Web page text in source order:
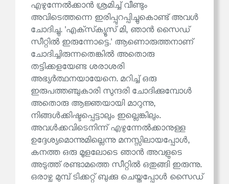
എഴുന്നേൽക്കാൻ ശ്രമിച്ച് വീണ്ടും
അവിടെത്തന്നെ ഇരിപ്പുറപ്പിച്ചുകൊണ്ട് അവൾ
ചോദിച്ചു. 'എക്‌സ്‌ക്യൂസ് മി, ഞാൻ സൈഡ്
സീറ്റിൽ ഇരുന്നോട്ടെ.' ആണൊരുത്തനാണ്
ചോദിച്ചിരുന്നതെങ്കിൽ അതൊരു
തട്ടിക്കളയേണ്ട ശരാശരി
അഭ്യർത്ഥനയായേനെ. മറിച്ച് ഒരു
ഇരുപത്തഞ്ചുകാരി സുന്ദരി ചോദിക്കുമ്പോൾ
അതൊരു ആജ്ഞയായി മാറുന്നു,
നിങ്ങൾക്കിഷ്ടപ്പെട്ടാലും ഇല്ലെങ്കിലും.
അവൾക്കവിടെനിന്ന് എഴുന്നേൽക്കാനുള്ള
ഉദ്ദേശ്യമൊന്നുമില്ലെന്നു മനസ്സിലായപ്പോൾ,
കനത്ത ഒരു മൂളലോടെ ഞാൻ അവളുടെ
അടുത്ത് രണ്ടാമത്തെ സീറ്റിൽ ഒതുങ്ങി ഇരുന്നു.
ഒരാഴ്ച മുമ്പ് ടിക്കറ്റ് ബുക്കു ചെയ്തപ്പോൾ സൈഡ്